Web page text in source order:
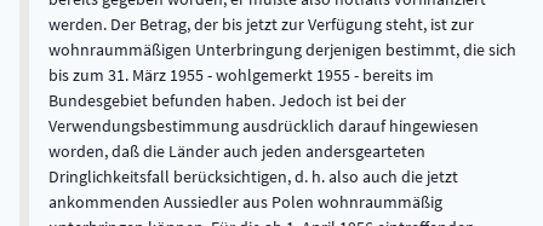
werden. Der Betrag, der bis jetzt zur Verfügung steht, ist zur
wohnraummäßigen Unterbringung derjenigen bestimmt, die sich
bis zum 31. März 1955 - wohlgemerkt 1955 - bereits im
Bundesgebiet befunden haben. Jedoch ist bei der
Verwendungsbestimmung ausdrücklich darauf hingewiesen
worden, daß die Länder auch jeden andersgearteten
Dringlichkeitsfall berücksichtigen, d. h. also auch die jetzt
ankommenden Aussiedler aus Polen wohnraummäßig